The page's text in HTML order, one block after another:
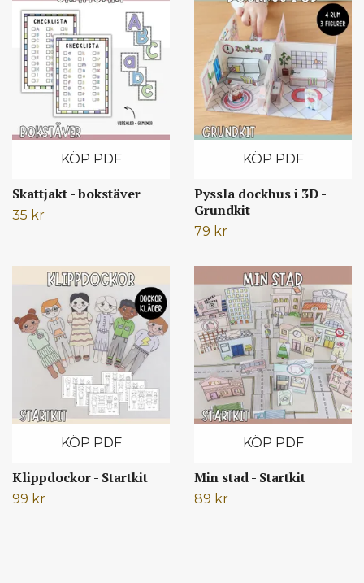
KÖP PDF
Skattjakt - bokstäver
35 kr
KÖP PDF
Pyssla dockhus i 3D -
Grundkit
79 kr
KÖP PDF
Klippdockor - Startkit
99 kr
KÖP PDF
Min stad - Startkit
89 kr